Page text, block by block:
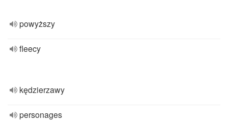
powyższy
fleecy
kędzierzawy
personages